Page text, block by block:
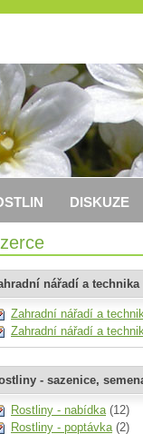
nářadí a technika
Zahradní nářadí a
Zahradní nářadí a
- sazenice,
Rostliny - nabídka(12)
Rostliny - poptávka(2)
DISKUZE